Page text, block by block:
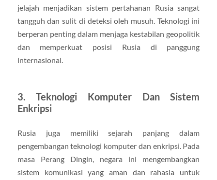
jelajah menjadikan sistem pertahanan Rusia sangat
tangguh dan sulit di deteksi oleh musuh. Teknologi ini
berperan penting dalam menjaga kestabilan geopolitik
dan memperkuat posisi Rusia di panggung
internasional.
3. Teknologi Komputer Dan Sistem
Enkripsi
Rusia juga memiliki sejarah panjang dalam
pengembangan teknologi komputer dan enkripsi. Pada
masa Perang Dingin, negara ini mengembangkan
sistem komunikasi yang aman dan rahasia untuk